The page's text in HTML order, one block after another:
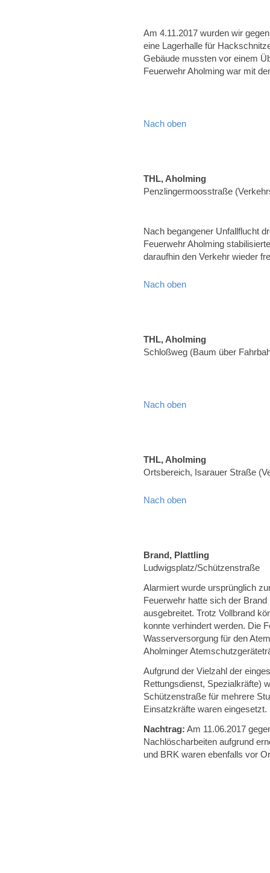
Am 4.11.2017 wurden wir
eine Lagerhalle für
Gebäude mussten vor einem
Feuerwehr Aholming war mit
Nach oben
THL, Aholming
Penzlingermoosstraße
Nach begangener Unfallflucht
Feuerwehr Aholming
daraufhin den Verkehr wieder
Nach oben
THL, Aholming
Schloßweg (Baum über
Nach oben
THL, Aholming
Ortsbereich, Isarauer Straße
Nach oben
Brand, Plattling
Ludwigsplatz/Schützenstraße
Alarmiert wurde ursprünglich
Feuerwehr hatte sich der
ausgebreitet. Trotz Vollbrand
konnte verhindert werden. Die
Wasserversorgung für den
Aholminger
Aufgrund der Vielzahl der
Rettungsdienst, Spezialkräfte)
Schützenstraße für mehrere
Einsatzkräfte waren eingesetzt.
Nachtrag: Am 11.06.2017
Nachlöscharbeiten aufgrund
und BRK waren ebenfalls vor